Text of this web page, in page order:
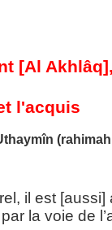
[Al Akhlâq],
l'acquis
il est [aussi]
la voie de